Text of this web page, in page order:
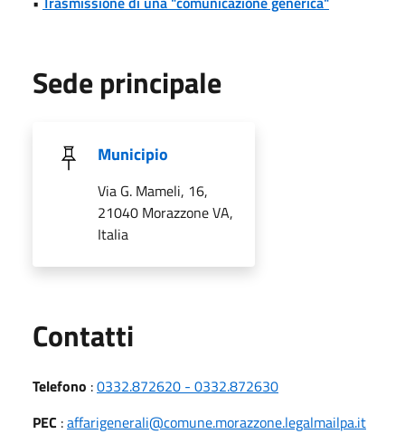
Sede principale
Municipio
Via G. Mameli, 16,
21040 Morazzone VA,
Italia
Contatti
Telefono :0332.872620 - 0332.872630
PEC :affarigenerali@comune.morazzone.legalmailpa.it